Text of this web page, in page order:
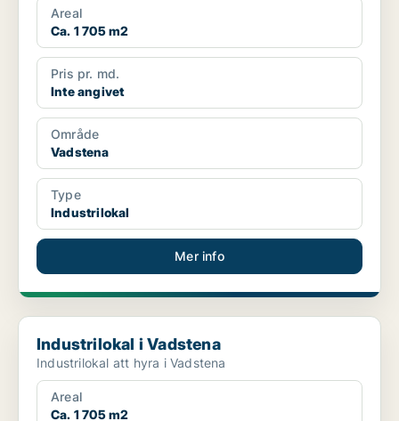
Areal
Ca. 1 705 m2
Pris pr. md.
Inte angivet
Område
Vadstena
Type
Industrilokal
Mer info
Industrilokal i Vadstena
Industrilokal i Vadstena
Industrilokal att hyra i Vadstena
Areal
Ca. 1 705 m2